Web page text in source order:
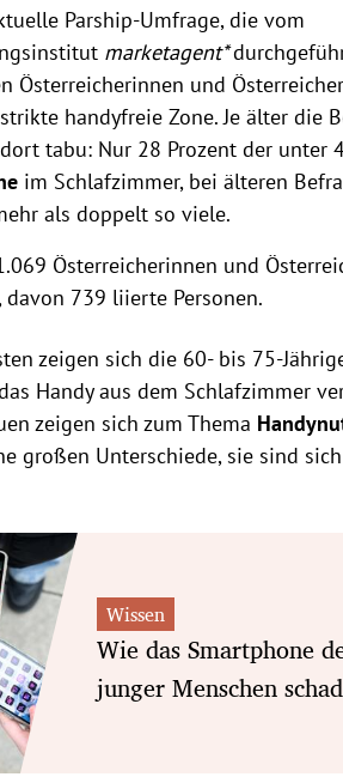
Parship-Umfrage, die vom
marketagent*
Österreicherinnen und
handyfreie Zone. Je älter die
dort tabu: Nur 28 Prozent der unter
im Schlafzimmer, bei älteren
als doppelt so viele.
Österreicherinnen und
davon 739 liierte Personen.
zeigen sich die 60- bis 75-
Handy aus dem Schlafzimmer
zeigen sich zum Thema
großen Unterschiede, sie sind
Wissen
Wie das Smartphone
junger Menschen